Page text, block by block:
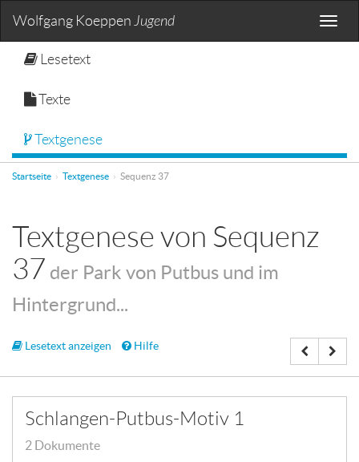
Toggle
Wolfgang Koeppen Jugend
Lesetext
Texte
Textgenese
Startseite Textgenese Sequenz 37
Textgenese von Sequenz
37 der Park von Putbus und im
Hintergrund...
Lesetext anzeigen Hilfe
Schlangen-Putbus-Motiv 1
2 Dokumente